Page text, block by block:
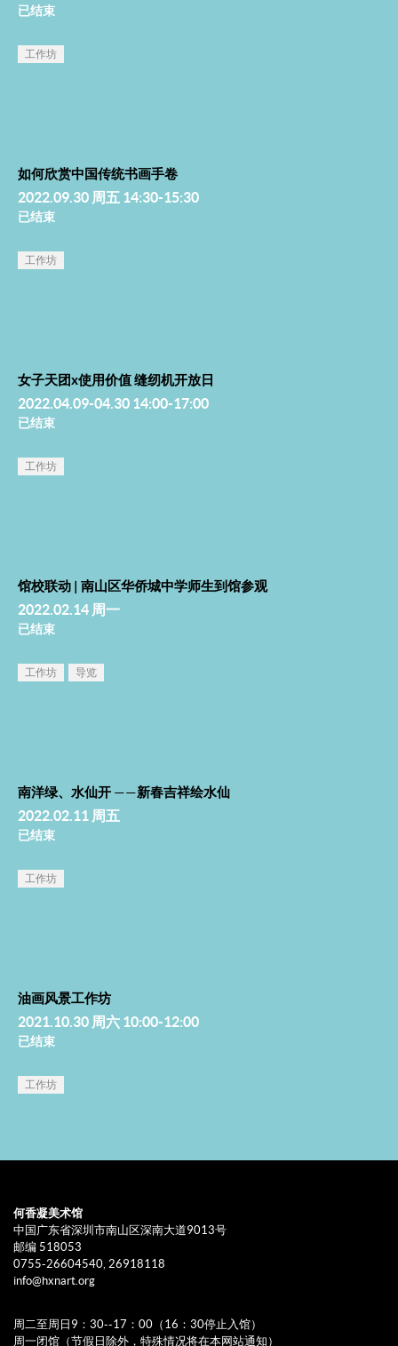
已结束
工作坊
如何欣赏中国传统书画手卷
2022.09.30 周五 14:30-15:30
已结束
工作坊
女子天团x使用价值 缝纫机开放日
2022.04.09-04.30 14:00-17:00
已结束
工作坊
馆校联动 | 南山区华侨城中学师生到馆参观
2022.02.14 周一
已结束
工作坊 导览
南洋绿、水仙开 ——新春吉祥绘水仙
2022.02.11 周五
已结束
工作坊
油画风景工作坊
2021.10.30 周六 10:00-12:00
已结束
工作坊
何香凝美术馆
中国广东省深圳市南山区深南大道9013号
邮编 518053
0755-26604540, 26918118
info@hxnart.org
周二至周日9：30--17：00（16：30停止入馆）
周一闭馆（节假日除外，特殊情况将在本网站通知）